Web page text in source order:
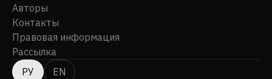
Авторы
Контакты
Правовая информация
Рассылка
РУ
EN